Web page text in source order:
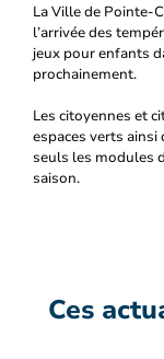
La Ville de Pointe-
l’arrivée des
jeux pour enfants
prochainement.
Les citoyennes et
espaces verts
seuls les modules
saison.
Ces